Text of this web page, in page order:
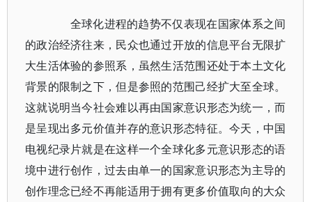
全球化进程的趋势不仅表现在国家体系之间
的政治经济往来，民众也通过开放的信息平台无限扩
大生活体验的参照系，虽然生活范围还处于本土文化
背景的限制之下，但是参照的范围己经扩大至全球。
这就说明当今社会难以再由国家意识形态为统一，而
是呈现出多元价值并存的意识形态特征。今天，中国
电视纪录片就是在这样一个全球化多元意识形态的语
境中进行创作，过去由单一的国家意识形态为主导的
创作理念已经不再能适用于拥有更多价值取向的大众